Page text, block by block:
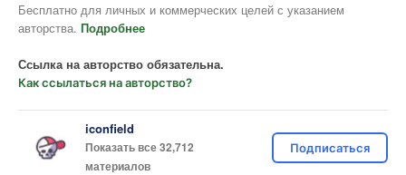
Бесплатно для личных и коммерческих целей с указанием
авторства. Подробнее
Ссылка на авторство обязательна.
Как ссылаться на авторство?
iconfield
Показать все 32,712
материалов
Подписаться